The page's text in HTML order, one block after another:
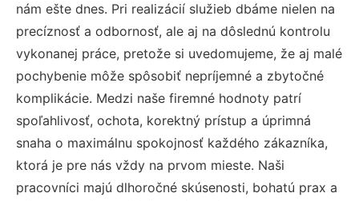
nám ešte dnes. Pri realizácií služieb dbáme nielen na
precíznosť a odbornosť, ale aj na dôslednú kontrolu
vykonanej práce, pretože si uvedomujeme, že aj malé
pochybenie môže spôsobiť nepríjemné a zbytočné
komplikácie. Medzi naše firemné hodnoty patrí
spoľahlivosť, ochota, korektný prístup a úprimná
snaha o maximálnu spokojnosť každého zákazníka,
ktorá je pre nás vždy na prvom mieste. Naši
pracovníci majú dlhoročné skúsenosti, bohatú prax a